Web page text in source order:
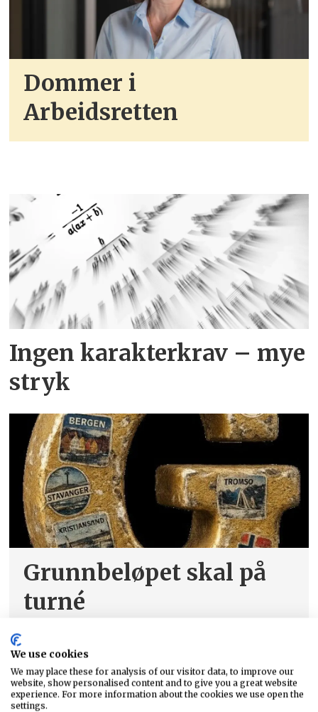
Dommer i
Arbeidsretten
Ingen karakterkrav – mye
stryk
Grunnbeløpet skal på
turné
We use cookies
We may place these for analysis of our visitor data, to improve our
website, show personalised content and to give you a great website
experience. For more information about the cookies we use open the
settings.